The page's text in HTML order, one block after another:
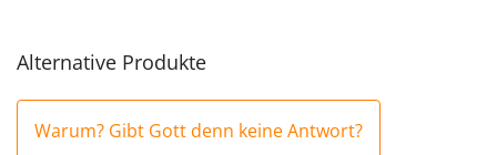
Alternative Produkte
Warum? Gibt Gott denn keine Antwort?